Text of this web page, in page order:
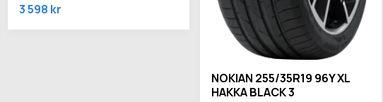
3 598 kr
NOKIAN 255/35R19 96Y XL
HAKKA BLACK 3